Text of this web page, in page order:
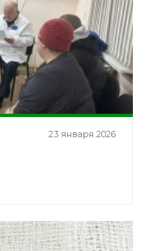
23 января 2026